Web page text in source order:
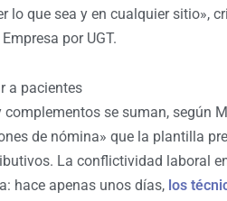
lo que sea y en cualquier sitio»,
por UGT.
a pacientes
se suman, según
de nómina» que la plantilla
La conflictividad laboral
hace apenas unos días, los